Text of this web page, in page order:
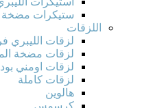
ستيكرات مضخة
اللزقات
لزقات الليبري
لزقات مضخة
لزقات اومني بود
لزقات كاملة
هالوين
كرسمس